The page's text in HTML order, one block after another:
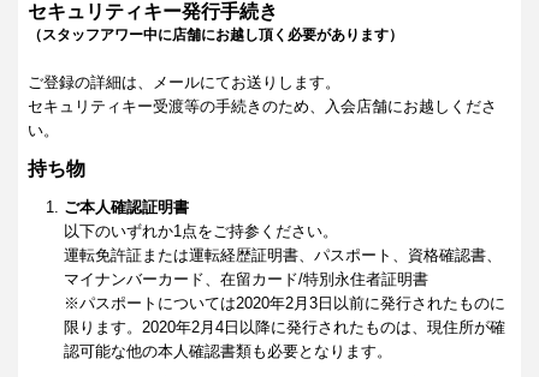
セキュリティキー発行手続き
（スタッフアワー中に店舗にお越し頂く必要があります）
ご登録の詳細は、メールにてお送りします。
セキュリティキー受渡等の手続きのため、入会店舗にお越しくださ
い。
持ち物
ご本人確認証明書
以下のいずれか1点をご持参ください。
運転免許証または運転経歴証明書、パスポート、資格確認書、
マイナンバーカード、在留カード/特別永住者証明書
※パスポートについては2020年2月3日以前に発行されたものに
限ります。2020年2月4日以降に発行されたものは、現住所が確
認可能な他の本人確認書類も必要となります。